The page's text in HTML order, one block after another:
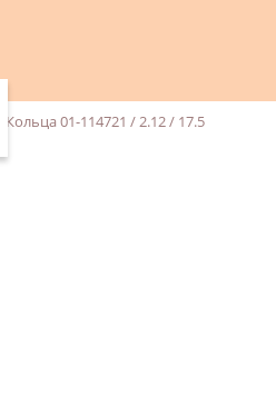
Кольца 01-114721 / 2.12 / 17.5